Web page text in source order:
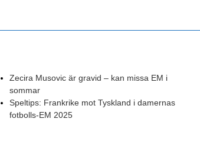
Zecira Musovic är gravid – kan missa EM i
sommar
Speltips: Frankrike mot Tyskland i damernas
fotbolls-EM 2025